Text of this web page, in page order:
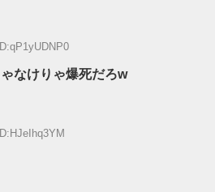
が下落中。「今は2000万くらいだけどその
ェーノが引退 繁殖入りへ
なけりゃ爆死だろw